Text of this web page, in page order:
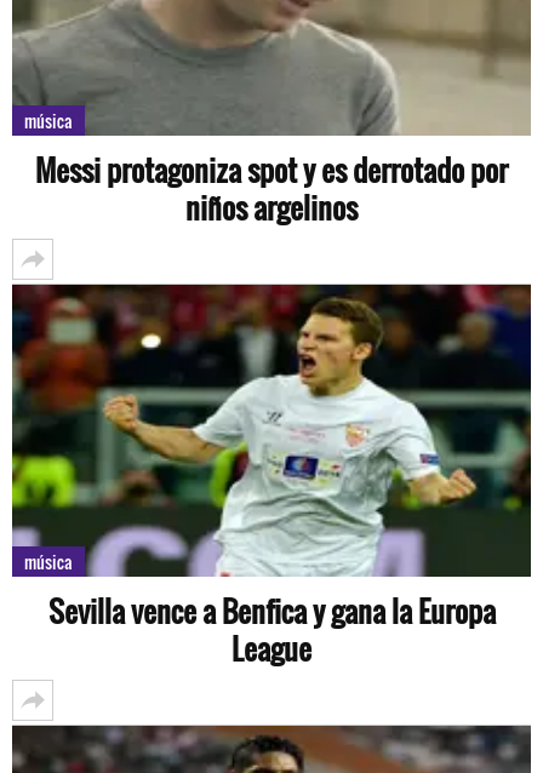
música
Messi protagoniza spot y es derrotado por
niños argelinos
música
Sevilla vence a Benfica y gana la Europa
League